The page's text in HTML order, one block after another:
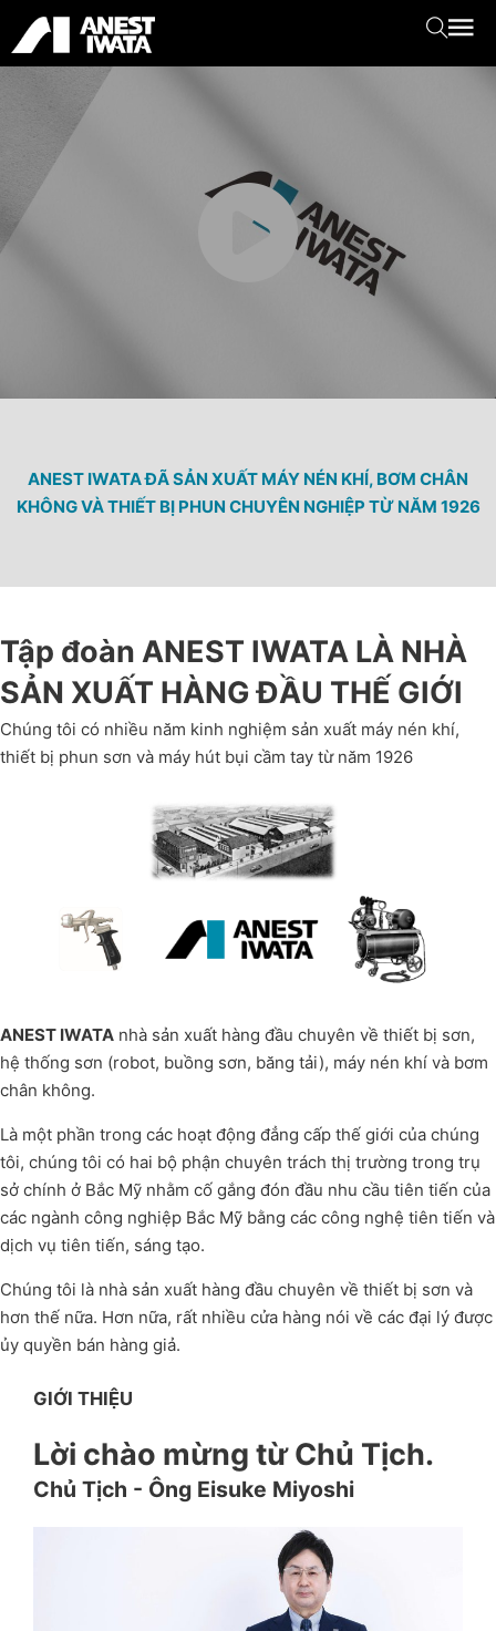
ANEST IWATA ĐÃ SẢN XUẤT MÁY NÉN KHÍ, BƠM CHÂN
KHÔNG VÀ THIẾT BỊ PHUN CHUYÊN NGHIỆP TỪ NĂM 1926
Tập đoàn ANEST IWATA LÀ NHÀ
SẢN XUẤT HÀNG ĐẦU THẾ GIỚI
Chúng tôi có nhiều năm kinh nghiệm sản xuất máy nén khí,
thiết bị phun sơn và máy hút bụi cầm tay từ năm 1926
ANEST IWATA nhà sản xuất hàng đầu chuyên về thiết bị sơn,
hệ thống sơn (robot, buồng sơn, băng tải), máy nén khí và bơm
chân không.
Là một phần trong các hoạt động đẳng cấp thế giới của chúng
tôi, chúng tôi có hai bộ phận chuyên trách thị trường trong trụ
sở chính ở Bắc Mỹ nhằm cố gắng đón đầu nhu cầu tiên tiến của
các ngành công nghiệp Bắc Mỹ bằng các công nghệ tiên tiến và
dịch vụ tiên tiến, sáng tạo.
Chúng tôi là nhà sản xuất hàng đầu chuyên về thiết bị sơn và
hơn thế nữa. Hơn nữa, rất nhiều cửa hàng nói về các đại lý được
ủy quyền bán hàng giả.
GIỚI THIỆU
Lời chào mừng từ Chủ Tịch.
Chủ Tịch - Ông Eisuke Miyoshi